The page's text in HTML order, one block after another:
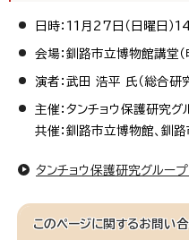
日時：11月27日（日曜日）
会場：釧路市立博物館講堂（
演者：武田 浩平 氏（総合研
主催：タンチョウ保護研究グ
共催：釧路市立博物館、釧
タンチョウ保護研究グループ
このページに関するお問い